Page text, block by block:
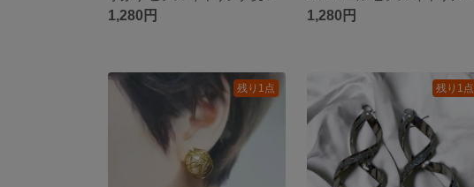
1,280円 1,280円
残り1点 残り1点